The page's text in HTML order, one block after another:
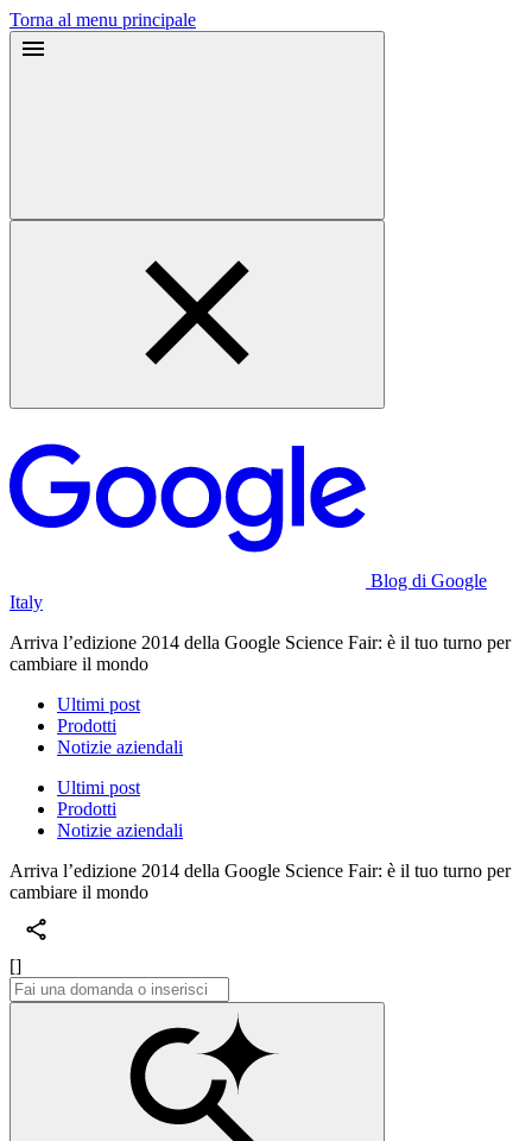
Torna al menu principale
Blog di Google
Italy
Arriva l’edizione 2014 della Google Science Fair: è il tuo turno per
cambiare il mondo
Ultimi post
Prodotti
Notizie aziendali
Ultimi post
Prodotti
Notizie aziendali
Arriva l’edizione 2014 della Google Science Fair: è il tuo turno per
cambiare il mondo
[]